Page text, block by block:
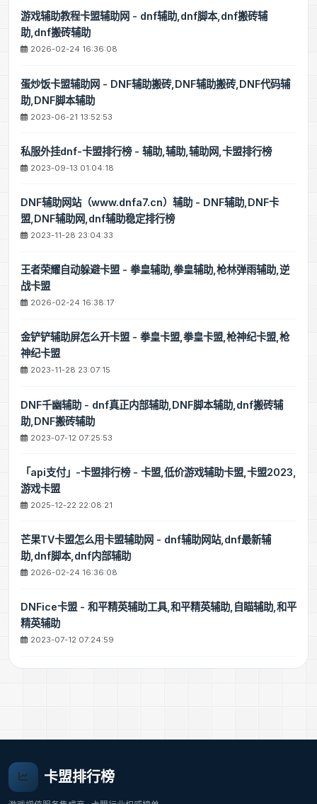
游戏辅助教程卡盟辅助网 - dnf辅助,dnf脚本,dnf搬砖辅
助,dnf搬砖辅助
2026-02-24 16:36:08
蛋炒饭卡盟辅助网 - DNF辅助搬砖,DNF辅助搬砖,DNF代码辅
助,DNF脚本辅助
2023-06-21 13:52:53
私服外挂dnf-卡盟排行榜 - 辅助,辅助,辅助网,卡盟排行榜
2023-09-13 01:04:18
DNF辅助网站（www.dnfa7.cn）辅助 - DNF辅助,DNF卡
盟,DNF辅助网,dnf辅助稳定排行榜
2023-11-28 23:04:33
王者荣耀自动躲避卡盟 - 拳皇辅助,拳皇辅助,枪林弹雨辅助,逆
战卡盟
2026-02-24 16:38:17
金铲铲辅助屏怎么开卡盟 - 拳皇卡盟,拳皇卡盟,枪神纪卡盟,枪
神纪卡盟
2023-11-28 23:07:15
DNF千幽辅助 - dnf真正内部辅助,DNF脚本辅助,dnf搬砖辅
助,DNF搬砖辅助
2023-07-12 07:25:53
「api支付」-卡盟排行榜 - 卡盟,低价游戏辅助卡盟,卡盟2023,
游戏卡盟
2025-12-22 22:08:21
芒果TV卡盟怎么用卡盟辅助网 - dnf辅助网站,dnf最新辅
助,dnf脚本,dnf内部辅助
2026-02-24 16:36:08
DNFice卡盟 - 和平精英辅助工具,和平精英辅助,自瞄辅助,和平
精英辅助
2023-07-12 07:24:59
卡盟排行榜